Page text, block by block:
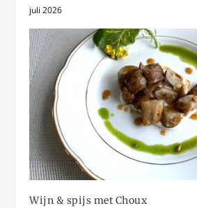
juli 2026
Wijn & spijs met Choux